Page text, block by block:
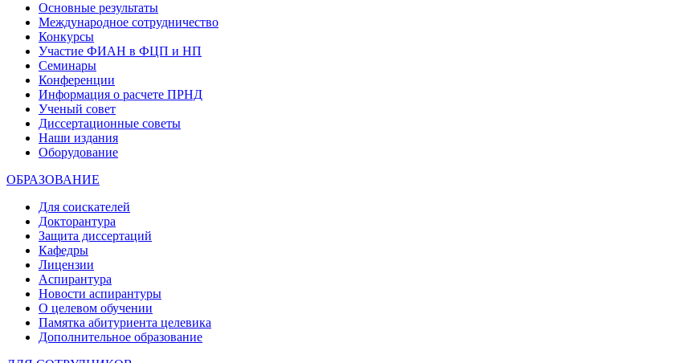
Основные результаты
Международное сотрудничество
Конкурсы
Участие ФИАН в ФЦП и НП
Семинары
Конференции
Информация о расчете ПРНД
Ученый совет
Диссертационные советы
Наши издания
Оборудование
ОБРАЗОВАНИЕ
Для соискателей
Докторантура
Защита диссертаций
Кафедры
Лицензии
Аспирантура
Новости аспирантуры
О целевом обучении
Памятка абитуриента целевика
Дополнительное образование